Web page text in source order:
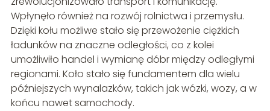
Wpłynęło również na rozwój rolnictwa i przemysłu.
Dzięki kołu możliwe stało się przewożenie ciężkich
ładunków na znaczne odległości, co z kolei
umożliwiło handel i wymianę dóbr między odległymi
regionami. Koło stało się fundamentem dla wielu
późniejszych wynalazków, takich jak wózki, wozy, a w
końcu nawet samochody.